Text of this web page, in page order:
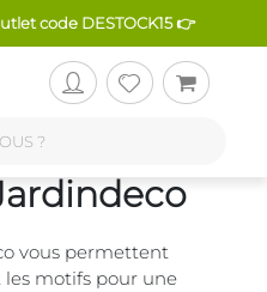
code DESTOCK15 👉
vous permettent
les motifs pour une